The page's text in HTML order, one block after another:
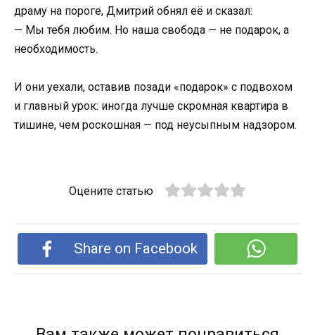
драму на пороге, Дмитрий обнял её и сказал:
— Мы тебя любим. Но наша свобода — не подарок, а
необходимость.
И они уехали, оставив позади «подарок» с подвохом
и главный урок: иногда лучше скромная квартира в
тишине, чем роскошная — под неусыпным надзором.
Оцените статью
Share on Facebook